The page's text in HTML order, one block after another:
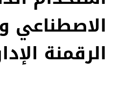
الاصطناعي
الرقمنة